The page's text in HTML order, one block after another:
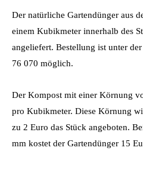
Der natürliche Gartendünger aus
einem Kubikmeter innerhalb des
angeliefert. Bestellung ist unter
76 070 möglich.
Der Kompost mit einer Körnung
pro Kubikmeter. Diese Körnung
zu 2 Euro das Stück angeboten.
mm kostet der Gartendünger 15